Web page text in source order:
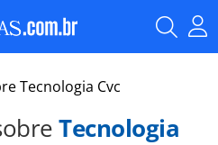
Tecnologia Cvc
Tecnologia